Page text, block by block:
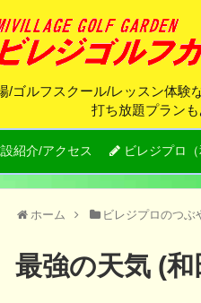
ゴルフスクール/レッスン体験
打ち放題プランも
紹介/アクセス ビレジプロ
ホーム ビレジプロのつぶ
最強の天気 (